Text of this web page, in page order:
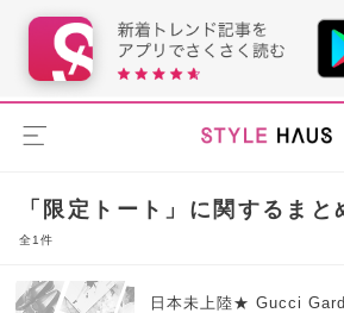
「限定トート」に関するまと
全1件
日本未上陸★ Gucci